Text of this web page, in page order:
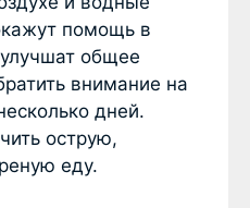
помощь в
общее
внимание на
дней.
острую,
еду.